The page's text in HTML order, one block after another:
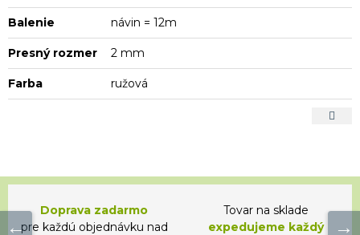
Balenie návin = 12m
Presný rozmer 2 mm
Farba ružová
Doprava zadarmo
pre každú objednávku nad
Tovar na sklade
expedujeme každý